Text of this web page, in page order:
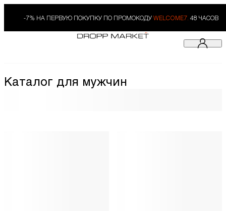
-7% НА ПЕРВУЮ ПОКУПКУ ПО ПРОМОКОДУ WELCOME7. 48 ЧАСОВ
Каталог для мужчин